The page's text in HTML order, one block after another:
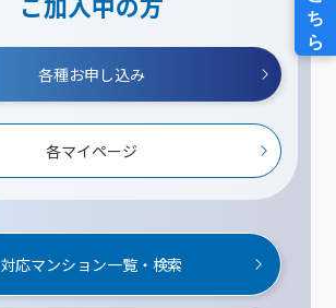
各種お申し込み
各マイページ
対応マンション一覧・検索